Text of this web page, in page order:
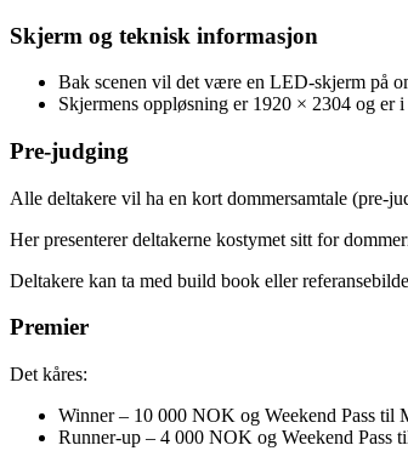
Skjerm og teknisk informasjon
Bak scenen vil det være en LED-skjerm på
Skjermens oppløsning er 1920 × 2304 og er
Pre-judging
Alle deltakere vil ha en kort dommersamtale (pre-
Her presenterer deltakerne kostymet sitt for
Deltakere kan ta med build book eller
Premier
Det kåres:
Winner – 10 000 NOK og Weekend Pass til
Runner-up – 4 000 NOK og Weekend Pass